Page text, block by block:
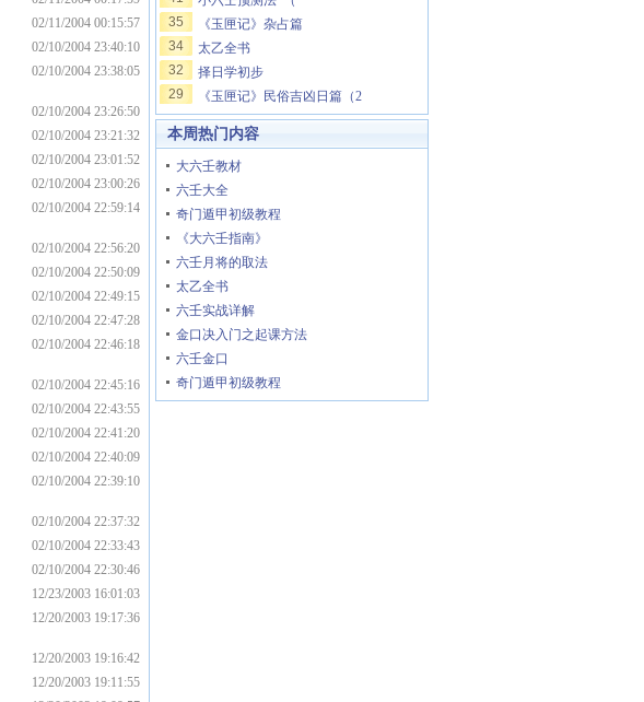
02/11/2004 00:15:57
02/10/2004 23:40:10
02/10/2004 23:38:05
02/10/2004 23:26:50
02/10/2004 23:21:32
02/10/2004 23:01:52
02/10/2004 23:00:26
02/10/2004 22:59:14
02/10/2004 22:56:20
02/10/2004 22:50:09
02/10/2004 22:49:15
02/10/2004 22:47:28
02/10/2004 22:46:18
02/10/2004 22:45:16
02/10/2004 22:43:55
02/10/2004 22:41:20
02/10/2004 22:40:09
02/10/2004 22:39:10
02/10/2004 22:37:32
02/10/2004 22:33:43
02/10/2004 22:30:46
12/23/2003 16:01:03
12/20/2003 19:17:36
12/20/2003 19:16:42
12/20/2003 19:11:55
35
《玉匣记》杂占篇
34
太乙全书
32
择日学初步
29
《玉匣记》民俗吉凶日篇（2
本周热门内容
大六壬教材
六壬大全
奇门遁甲初级教程
《大六壬指南》
六壬月将的取法
太乙全书
六壬实战详解
金口决入门之起课方法
六壬金口
奇门遁甲初级教程